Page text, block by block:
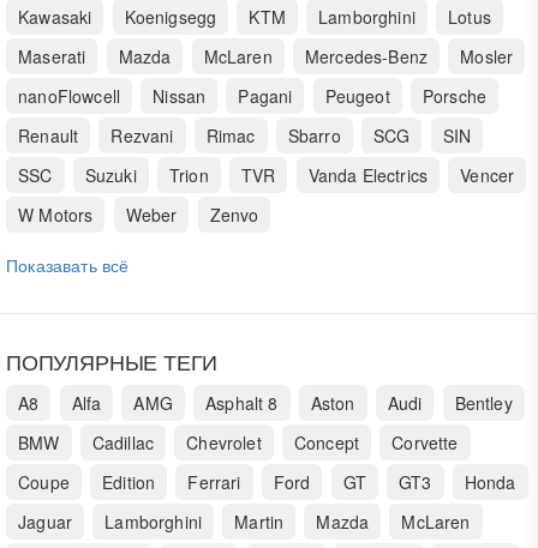
Kawasaki
Koenigsegg KTM Lamborghini
Lotus
Maserati
Mazda McLaren Mercedes-Benz
Mosler
nanoFlowcell
Nissan Pagani Peugeot
Porsche
Renault
Rezvani Rimac Sbarro SCG
SIN
SSC
Suzuki Trion TVR Vanda Electrics
Vencer
W Motors
Weber Zenvo
Показавать всё
ПОПУЛЯРНЫЕ ТЕГИ
A8 Alfa AMG Asphalt 8 Aston Audi
Bentley
BMW
Cadillac Chevrolet Concept
Corvette
Coupe
Edition Ferrari Ford GT GT3
Honda
Jaguar
Lamborghini Martin Mazda
McLaren